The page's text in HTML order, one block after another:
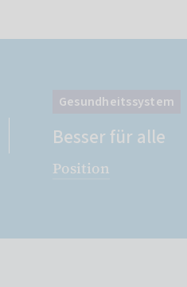
Gesundheitssystem
Besser für alle
Position